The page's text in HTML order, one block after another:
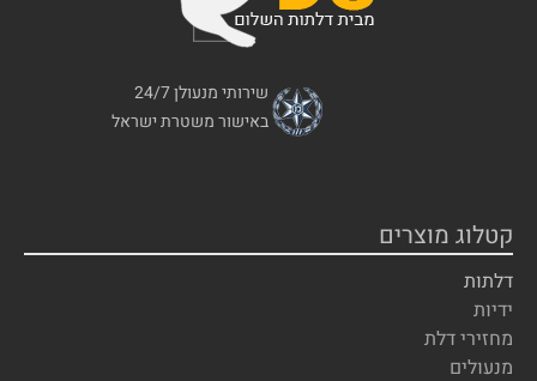
שירותי מנעולן 24/7
באישור משטרת ישראל
קטלוג מוצרים
דלתות
ידיות
מחזירי דלת
מנעולים